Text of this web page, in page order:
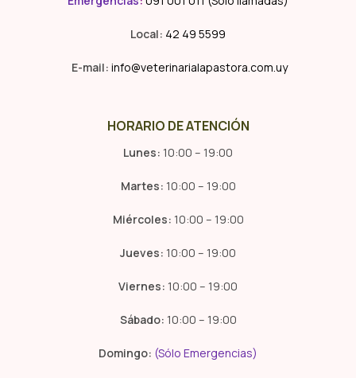
Local: 42 49 5599
E-mail: info@veterinarialapastora.com.uy
HORARIO DE ATENCIÓN
Lunes: 10:00 – 19:00
Martes: 10:00 – 19:00
Miércoles: 10:00 – 19:00
Jueves: 10:00 – 19:00
Viernes: 10:00 – 19:00
Sábado: 10:00 – 19:00
Domingo: (Sólo Emergencias)